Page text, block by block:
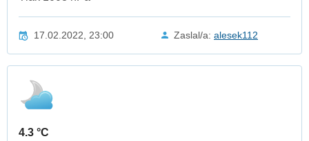
17.02.2022, 23:00 Zaslal/a: alesek112
4.3 °C